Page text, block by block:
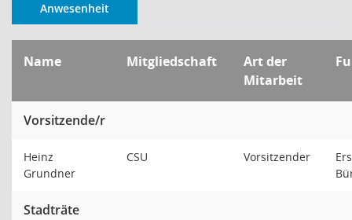
Anwesenheit
Name Mitgliedschaft
Art der
Mitarbeit
Vorsitzende/r
Heinz
Grundner
CSU Vorsitzender
Stadträte